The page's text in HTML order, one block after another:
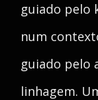
guiado pelo
num
guiado pelo
linhagem.